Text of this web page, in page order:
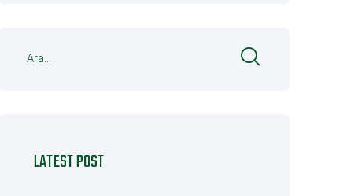
LATEST POST